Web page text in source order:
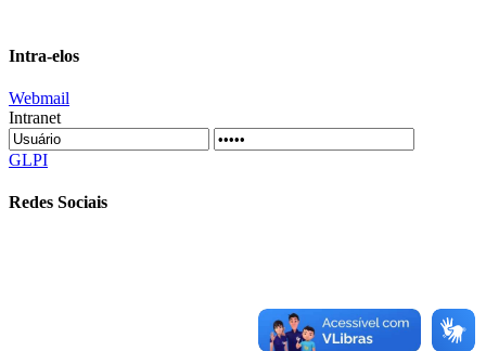
Intra-elos
Webmail
Intranet
GLPI
Redes Sociais